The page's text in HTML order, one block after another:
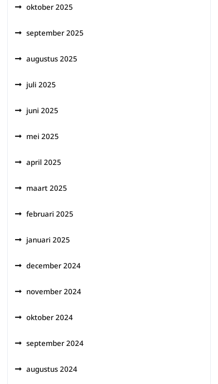
oktober 2025
september 2025
augustus 2025
juli 2025
juni 2025
mei 2025
april 2025
maart 2025
februari 2025
januari 2025
december 2024
november 2024
oktober 2024
september 2024
augustus 2024